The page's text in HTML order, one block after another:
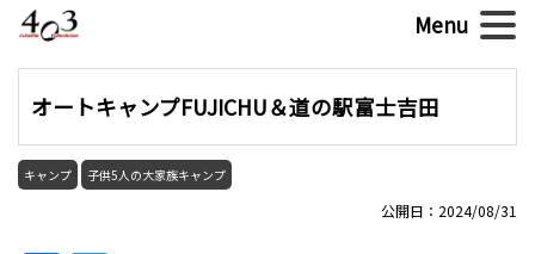
オートキャンプFUJICHU＆道の駅富士吉田
キャンプ 子供5人の大家族キャンプ
公開日：2024/08/31